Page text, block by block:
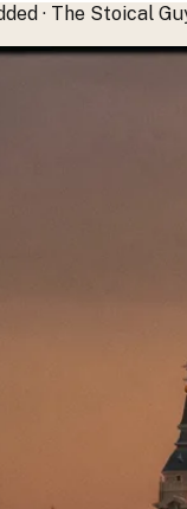
· The Stoical
junio 2026·